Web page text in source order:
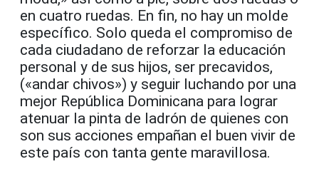
en cuatro ruedas. En fin, no hay un molde
específico. Solo queda el compromiso de
cada ciudadano de reforzar la educación
personal y de sus hijos, ser precavidos,
(«andar chivos») y seguir luchando por una
mejor República Dominicana para lograr
atenuar la pinta de ladrón de quienes con
son sus acciones empañan el buen vivir de
este país con tanta gente maravillosa.